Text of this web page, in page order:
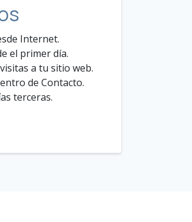
Internet.
el primer día.
a tu sitio web.
de Contacto.
terceras.